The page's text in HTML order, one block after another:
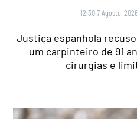
12:30 7 Agosto, 2026
Justiça espanhola
um carpinteiro de 91
cirurgias e